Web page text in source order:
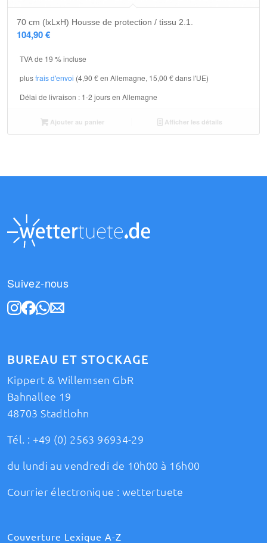
70 cm (lxLxH) Housse de protection / tissu 2.1.
104,90€
TVA de 19 % incluse
plusfrais d'envoi (4,90 € en Allemagne, 15,00 € dans l'UE)
Délai de livraison : 1-2 jours en Allemagne
Ajouter au panier Afficher les détails
Suivez-nous
BUREAU ET STOCKAGE
Kippert & Willemsen GbR
Bahnallee 19
48703 Stadtlohn
Tél. : +49 (0) 2563 96934-29
du lundi au vendredi de 10h00 à 16h00
Courrier électronique : wettertuete
Couverture Lexique A-Z